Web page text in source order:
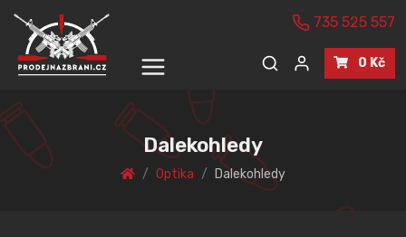
735 525 557
0 Kč
Dalekohledy
Optika Dalekohledy